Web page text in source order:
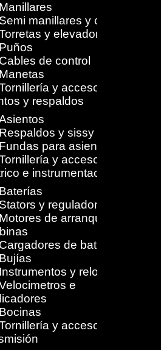
Manillares
Semi manillares y cierres
y elevadores
Puños
Cables de control
Manetas
y accesorios
y respaldos
Respaldos y sissy
Fundas para asientos
y accesorios
e instrumentación
Baterías
Stators y reguladores
Motores de arranque y
Cargadores de batería
Bujías
Instrumentos y relojes
e
Bocinas
y accesorios